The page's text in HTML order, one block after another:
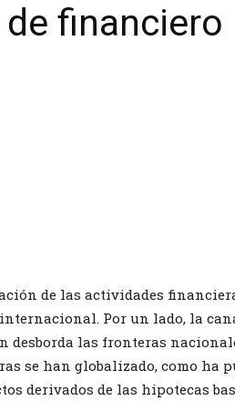
financiero
de las actividades
Por un lado, la
desborda las fronteras
se han globalizado, como ha
derivados de las hipotecas